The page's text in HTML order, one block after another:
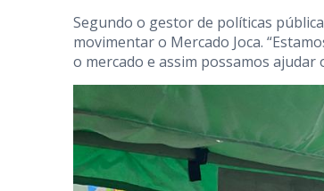
Segundo o gestor de políticas
movimentar o Mercado Joca.
o mercado e assim possamos